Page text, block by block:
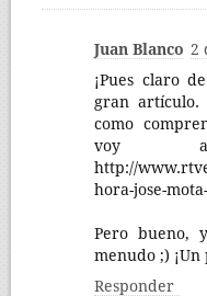
Juan Blanco 2
¡Pues claro
gran artículo.
como
voy a
http://
hora-jose-
Pero bueno,
menudo ;)
Responder